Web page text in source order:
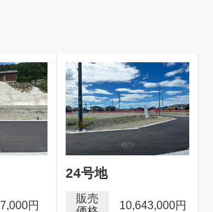
円
24号地
10,643,000円